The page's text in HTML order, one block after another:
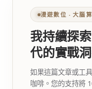
漫遊數位 ‧ 大腦
我持續探
代的實戰
如果這篇文章或工
咖啡。您的支持將